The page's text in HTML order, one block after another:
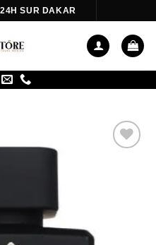
SUR DAKAR